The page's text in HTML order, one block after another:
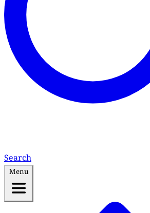
Search
Menu